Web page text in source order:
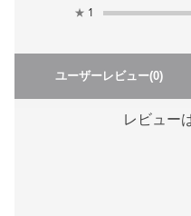
★ 1
ユーザーレビュー(0)
レビュー